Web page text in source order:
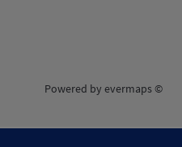
Powered by evermaps ©